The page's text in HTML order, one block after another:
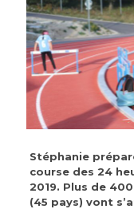
Stéphanie
course des 24
2019. Plus de
(45 pays) vont